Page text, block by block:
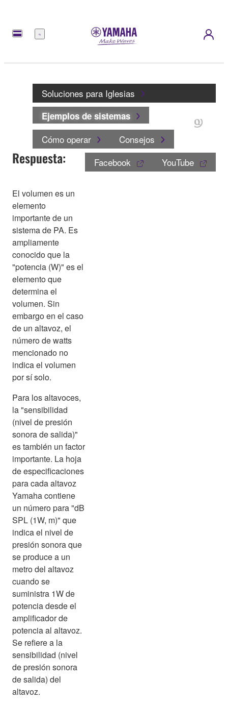
Menú
Soluciones para Iglesias
Ejemplos de sistemas
Cómo operar
Consejos
YouTube
Facebook
Respuesta:
El volumen es un
elemento
importante de un
sistema de PA. Es
ampliamente
conocido que la
"potencia (W)" es el
elemento que
determina el
volumen. Sin
embargo en el caso
de un altavoz, el
número de watts
mencionado no
indica el volumen
por sí solo.
Para los altavoces,
la "sensibilidad
(nivel de presión
sonora de salida)"
es también un factor
importante. La hoja
de especificaciones
para cada altavoz
Yamaha contiene
un número para "dB
SPL (1W, m)" que
indica el nivel de
presión sonora que
se produce a un
metro del altavoz
cuando se
suministra 1W de
potencia desde el
amplificador de
potencia al altavoz.
Se refiere a la
sensibilidad (nivel
de presión sonora
de salida) del
altavoz.